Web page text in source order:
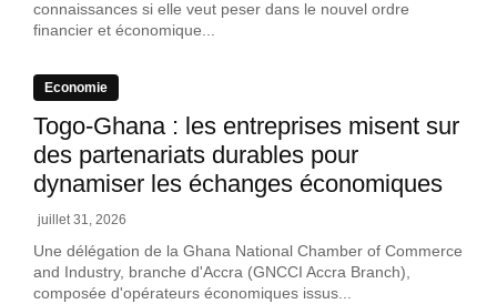
connaissances si elle veut peser dans le nouvel ordre
financier et économique...
Economie
Togo-Ghana : les entreprises misent sur
des partenariats durables pour
dynamiser les échanges économiques
juillet 31, 2026
Une délégation de la Ghana National Chamber of Commerce
and Industry, branche d'Accra (GNCCI Accra Branch),
composée d'opérateurs économiques issus...